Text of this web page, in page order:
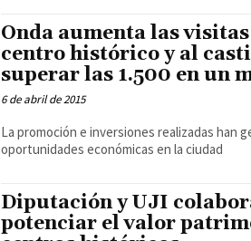
Onda aumenta las
centro histórico y al
superar las 1.500 en un
6 de abril de 2015
La promoción e inversiones realizadas han
oportunidades económicas en la ciudad
Diputación y UJI
potenciar el valor